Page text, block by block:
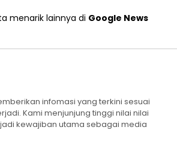
menarik lainnya di Google News
infomasi yang terkini sesuai
Kami menjunjung tinggi nilai nilai
kewajiban utama sebagai media